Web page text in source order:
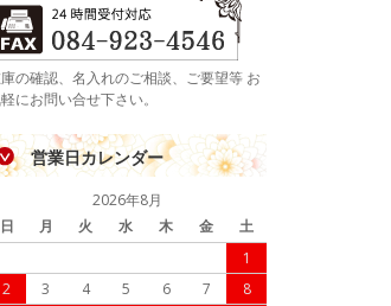
の確認、名入れのご相談、ご要望等 お
にお問い合せ下さい。
営業日カレンダー
2026年8月
日
月 火 水 木 金
土
1
2
3 4 5 6 7
8